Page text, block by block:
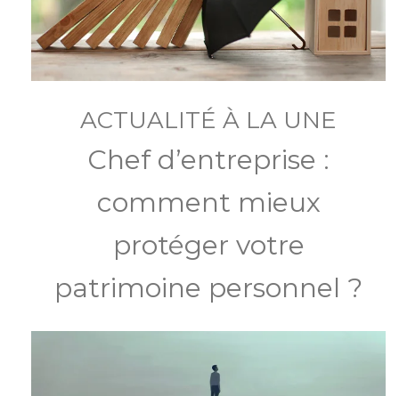
ACTUALITÉ À LA UNE
Chef d’entreprise :
comment mieux
protéger votre
patrimoine personnel ?